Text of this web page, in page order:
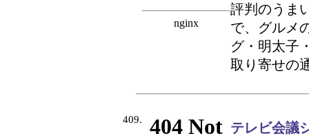
評判のうま
で、グルメ
グ・明太子
取り寄せの
409.
テレビ会議